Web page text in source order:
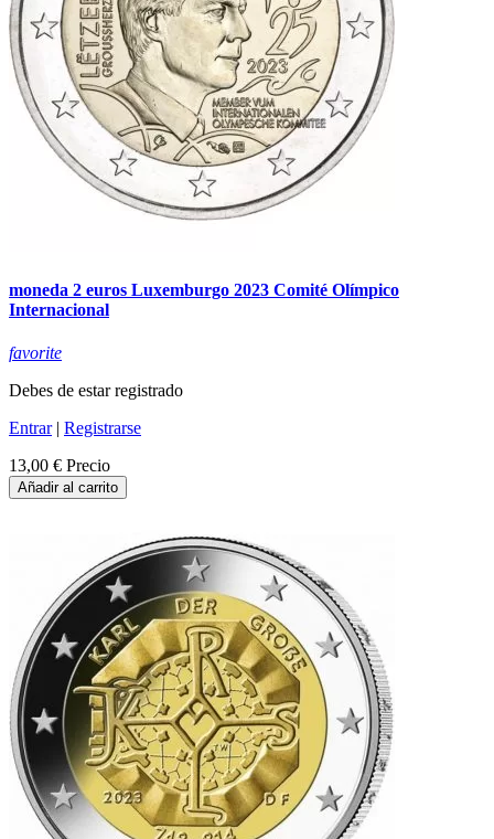
moneda 2 euros Luxemburgo 2023 Comité Olímpico
Internacional
favorite
Debes de estar registrado
Entrar| Registrarse
13,00 € Precio
Añadir al carrito